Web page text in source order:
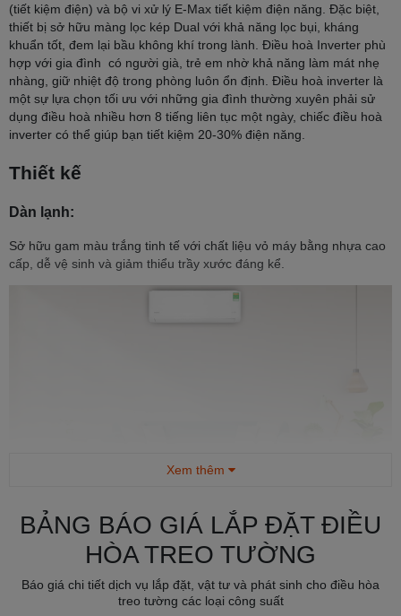
(tiết kiệm điện) và bộ vi xử lý E-Max tiết kiệm điện năng. Đặc biệt,
thiết bị sở hữu màng lọc kép Dual với khả năng lọc bụi, kháng
khuẩn tốt, đem lại bầu không khí trong lành. Điều hoà Inverter phù
hợp với gia đình có người già, trẻ em nhờ khả năng làm mát nhẹ
nhàng, giữ nhiệt độ trong phòng luôn ổn định. Điều hoà inverter là
một sự lựa chọn tối ưu với những gia đình thường xuyên phải sử
dụng điều hoà nhiều hơn 8 tiếng liên tục một ngày, chiếc điều hoà
inverter có thể giúp bạn tiết kiệm 20-30% điện năng.
Thiết kế
Dàn lạnh:
Sở hữu gam màu trắng tinh tế với chất liệu vỏ máy bằng nhựa cao
cấp, dễ vệ sinh và giảm thiểu trầy xước đáng kể.
Điều hoà Comfee inverter 12000 BTU CFS-13VAF
Mặt trước dàn lạnh được thiết kế màn hìnhhiển thị nhiệt độ LCD
đêm.
Xem thêm
BẢNG BÁO GIÁ LẮP ĐẶT ĐIỀU
HÒA TREO TƯỜNG
Báo giá chi tiết dịch vụ lắp đặt, vật tư và phát sinh cho điều hòa
treo tường các loại công suất